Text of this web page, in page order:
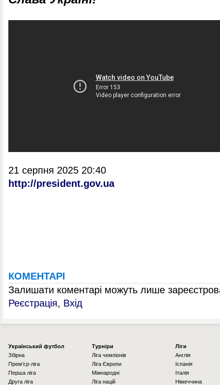
21 серпня 2025 20:40
http://president.gov.ua
КОМЕНТАРІ
Залишати коментарі можуть лише
Реєстрація, Вхід
Українcький футбол
Збірна
Прем'єр-ліга
Перша ліга
Друга ліга
Турніри
Ліга чемпіонів
Ліга Європи
Міжнародні
Ліга націй
Ліги
Англія
Іспанія
Італія
Німеччина